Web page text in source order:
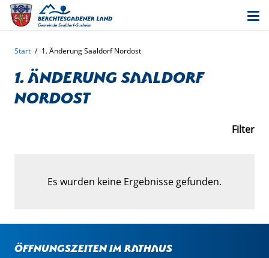
Start / 1. Änderung Saaldorf Nordost
1. Änderung Saaldorf
Nordost
Filter
Es wurden keine Ergebnisse gefunden.
Öffnungszeiten im Rathaus